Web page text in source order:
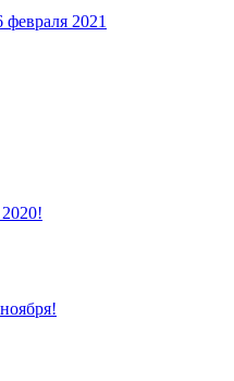
2021